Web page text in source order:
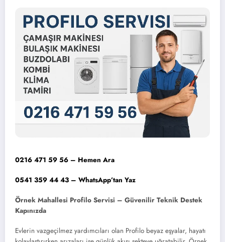
0216 471 59 56 – Hemen Ara
0541 359 44 43 – WhatsApp’tan Yaz
Örnek Mahallesi Profilo Servisi – Güvenilir Teknik Destek
Kapınızda
Evlerin vazgeçilmez yardımcıları olan Profilo beyaz eşyalar, hayatı